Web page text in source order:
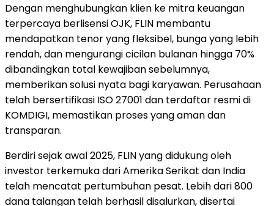
Dengan menghubungkan klien ke mitra keuangan
terpercaya berlisensi OJK, FLIN membantu
mendapatkan tenor yang fleksibel, bunga yang lebih
rendah, dan mengurangi cicilan bulanan hingga 70%
dibandingkan total kewajiban sebelumnya,
memberikan solusi nyata bagi karyawan. Perusahaan
telah bersertifikasi ISO 27001 dan terdaftar resmi di
KOMDIGI, memastikan proses yang aman dan
transparan.
Berdiri sejak awal 2025, FLIN yang didukung oleh
investor terkemuka dari Amerika Serikat dan India
telah mencatat pertumbuhan pesat. Lebih dari 800
dana talangan telah berhasil disalurkan, disertai